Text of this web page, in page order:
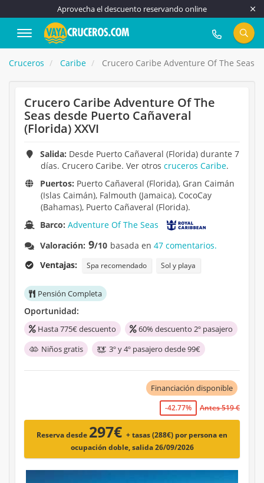
Aprovecha el descuento reservando online
917 815 555
Cruceros Caribe Crucero Caribe Adventure Of The Seas
Crucero Caribe Adventure Of The
Seas desde Puerto Cañaveral
(Florida) XXVI
Salida: Desde Puerto Cañaveral (Florida) durante 7
días. Crucero Caribe. Ver otros cruceros Caribe.
Puertos: Puerto Cañaveral (Florida), Gran Caimán
(Islas Caimán), Falmouth (Jamaica), CocoCay
(Bahamas), Puerto Cañaveral (Florida).
Barco:Adventure Of The Seas
Valoración: 9/10 basada en47 comentarios.
Ventajas:
Spa recomendado Sol y playa
Pensión Completa
Oportunidad:
Hasta 775€ descuento
60% descuento 2º pasajero
Niños gratis
3º y 4º pasajero desde 99€
Financiación disponible
-42.77% Antes 519 €
Reserva desde 297€ + tasas (288€) por persona en
ocupación doble, salida 26/09/2026